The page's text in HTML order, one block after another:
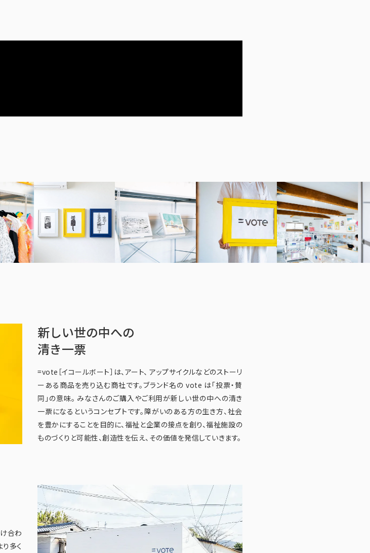
新しい世の中への
清き一票
=vote［イコールボート］は、アート、 アップサイクルなどのストーリ
ーある商品を売り込む商社です。ブランド名の vote は「投票・賛
同」の意味。 みなさんのご購入やご利用が新しい世の中への清き
一票になるというコンセプトです。障がいのある方の生き方、社会
を豊かにすることを目的に、福祉と企業の接点を創り、福祉施設の
ものづくりと可能性、創造性を伝え、その価値を発信していきます。
合わ
多く